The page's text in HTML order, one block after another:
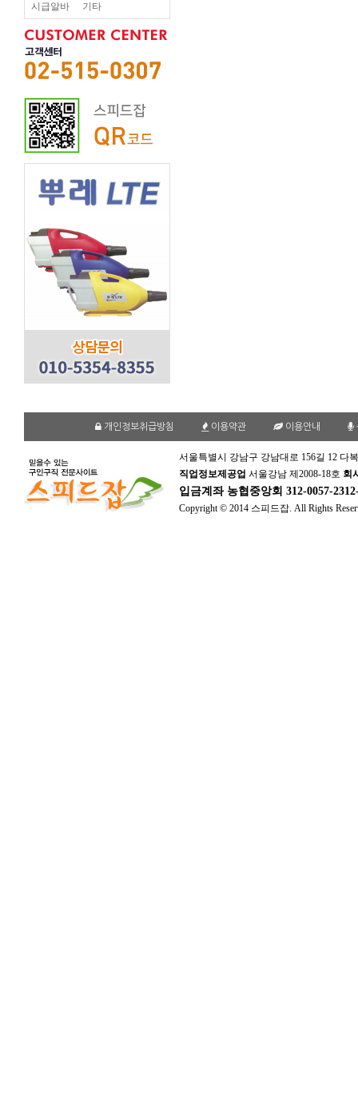
시급알바 기타
개인정보취급방침 이용약관 이용안내
서울특별시 강남구 강남대로 156길 12 다
직업정보제공업 서울강남 제2008-18호 회
입금계좌 농협중앙회 312-0057-
Copyright © 2014 스피드잡. All Rights